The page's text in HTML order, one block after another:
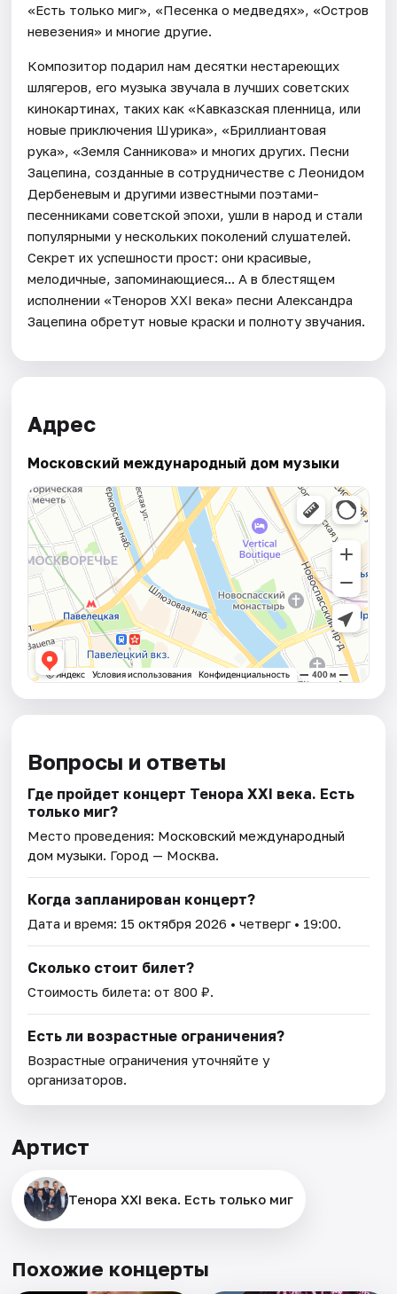
«Есть только миг», «Песенка о медведях», «Остров
невезения» и многие другие.
Композитор подарил нам десятки нестареющих
шлягеров, его музыка звучала в лучших советских
кинокартинах, таких как «Кавказская пленница, или
новые приключения Шурика», «Бриллиантовая
рука», «Земля Санникова» и многих других. Песни
Зацепина, созданные в сотрудничестве с Леонидом
Дербеневым и другими известными поэтами-
песенниками советской эпохи, ушли в народ и стали
популярными у нескольких поколений слушателей.
Секрет их успешности прост: они красивые,
мелодичные, запоминающиеся... А в блестящем
исполнении «Теноров XXI века» песни Александра
Зацепина обретут новые краски и полноту звучания.
Адрес
Московский международный дом музыки
Вопросы и ответы
Где пройдет концерт Тенора XXI века. Есть
только миг?
Место проведения: Московский международный
дом музыки. Город — Москва.
Когда запланирован концерт?
Дата и время: 15 октября 2026 • четверг • 19:00.
Сколько стоит билет?
Стоимость билета: от 800 ₽.
Есть ли возрастные ограничения?
Возрастные ограничения уточняйте у
организаторов.
Артист
Тенора XXI века. Есть только миг
Похожие концерты